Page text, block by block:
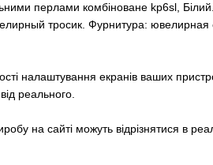
перлами комбіноване kp6sl,
тросик. Фурнитура:
налаштування екранів ваших
реального.
на сайті можуть відрізнятися в